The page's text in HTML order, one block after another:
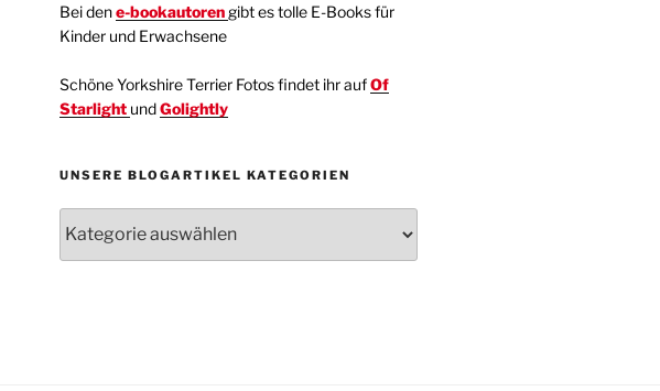
Bei den e-bookautoren gibt es tolle E-Books für
Kinder und Erwachsene
Schöne Yorkshire Terrier Fotos findet ihr aufOf
Starlight undGolightly
UNSERE BLOGARTIKEL KATEGORIEN
Blogartikel
Kategorien